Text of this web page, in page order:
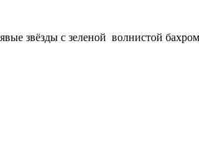
звёзды с зеленой волнистой